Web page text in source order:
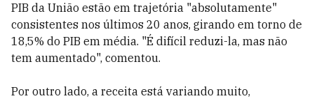
PIB da União estão em trajetória "absolutamente"
consistentes nos últimos 20 anos, girando em torno de
18,5% do PIB em média. "É difícil reduzi-la, mas não
tem aumentado", comentou.
Por outro lado, a receita está variando muito,